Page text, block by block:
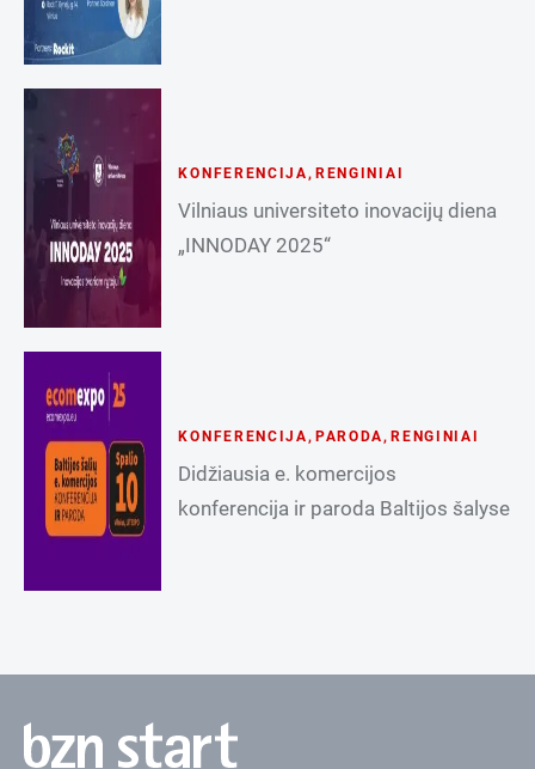
KONFERENCIJA , RENGINIAI
Vilniaus universiteto inovacijų diena
„INNODAY 2025“
KONFERENCIJA , PARODA ,RENGINIAI
Didžiausia e. komercijos
konferencija ir paroda Baltijos šalyse